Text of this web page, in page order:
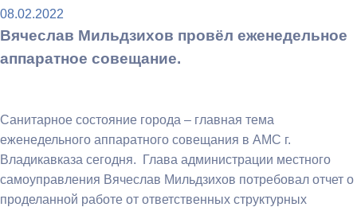
08.02.2022
Вячеслав Мильдзихов провёл еженедельное
аппаратное совещание.
Санитарное состояние города – главная тема
еженедельного аппаратного совещания в АМС г.
Владикавказа сегодня. Глава администрации местного
самоуправления Вячеслав Мильдзихов потребовал отчет о
проделанной работе от ответственных структурных